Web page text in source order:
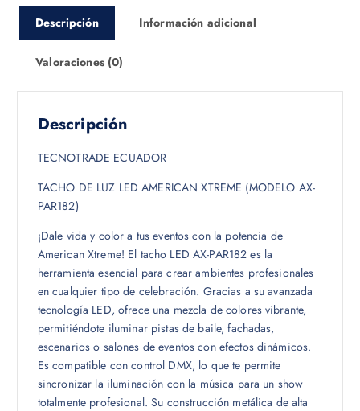
Descripción Información adicional
Valoraciones (0)
Descripción
TECNOTRADE ECUADOR
TACHO DE LUZ LED AMERICAN XTREME (MODELO AX-
PAR182)
¡Dale vida y color a tus eventos con la potencia de
American Xtreme! El tacho LED AX-PAR182 es la
herramienta esencial para crear ambientes profesionales
en cualquier tipo de celebración. Gracias a su avanzada
tecnología LED, ofrece una mezcla de colores vibrante,
permitiéndote iluminar pistas de baile, fachadas,
escenarios o salones de eventos con efectos dinámicos.
Es compatible con control DMX, lo que te permite
sincronizar la iluminación con la música para un show
totalmente profesional. Su construcción metálica de alta